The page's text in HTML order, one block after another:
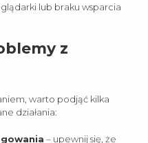
lub braku wsparcia
z
warto podjąć kilka
działania:
– upewnij się, że